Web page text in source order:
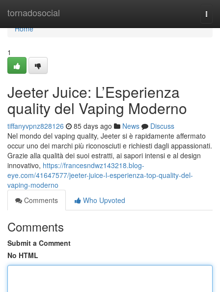
tornadosocial
Home
Home
1
Jeeter Juice: L’Esperienza
quality del Vaping Moderno
tiffanyvpnz828126 85 days ago News
Discuss
Nel mondo del vaping quality, Jeeter si è rapidamente affermato
occur uno dei marchi più riconosciuti e richiesti dagli appassionati.
Grazie alla qualità dei suoi estratti, ai sapori intensi e al design
innovativo, https://francesndwz143218.blog-
eye.com/41647577/jeeter-juice-l-esperienza-top-quality-del-
vaping-moderno
Comments
Who Upvoted
Comments
Submit a Comment
No HTML